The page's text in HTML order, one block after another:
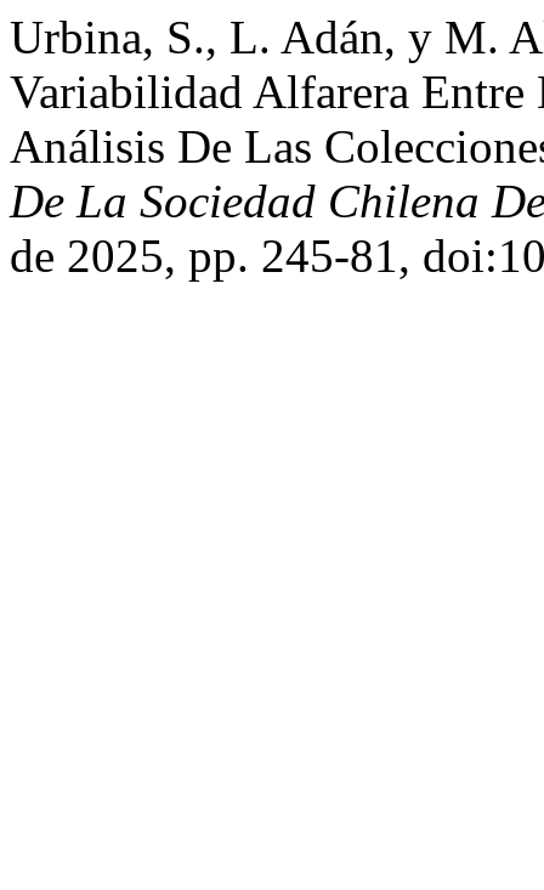
Urbina, S., L. Adán, y M.
Variabilidad Alfarera
Análisis De Las
De La Sociedad Chilena
de 2025, pp. 245-81,